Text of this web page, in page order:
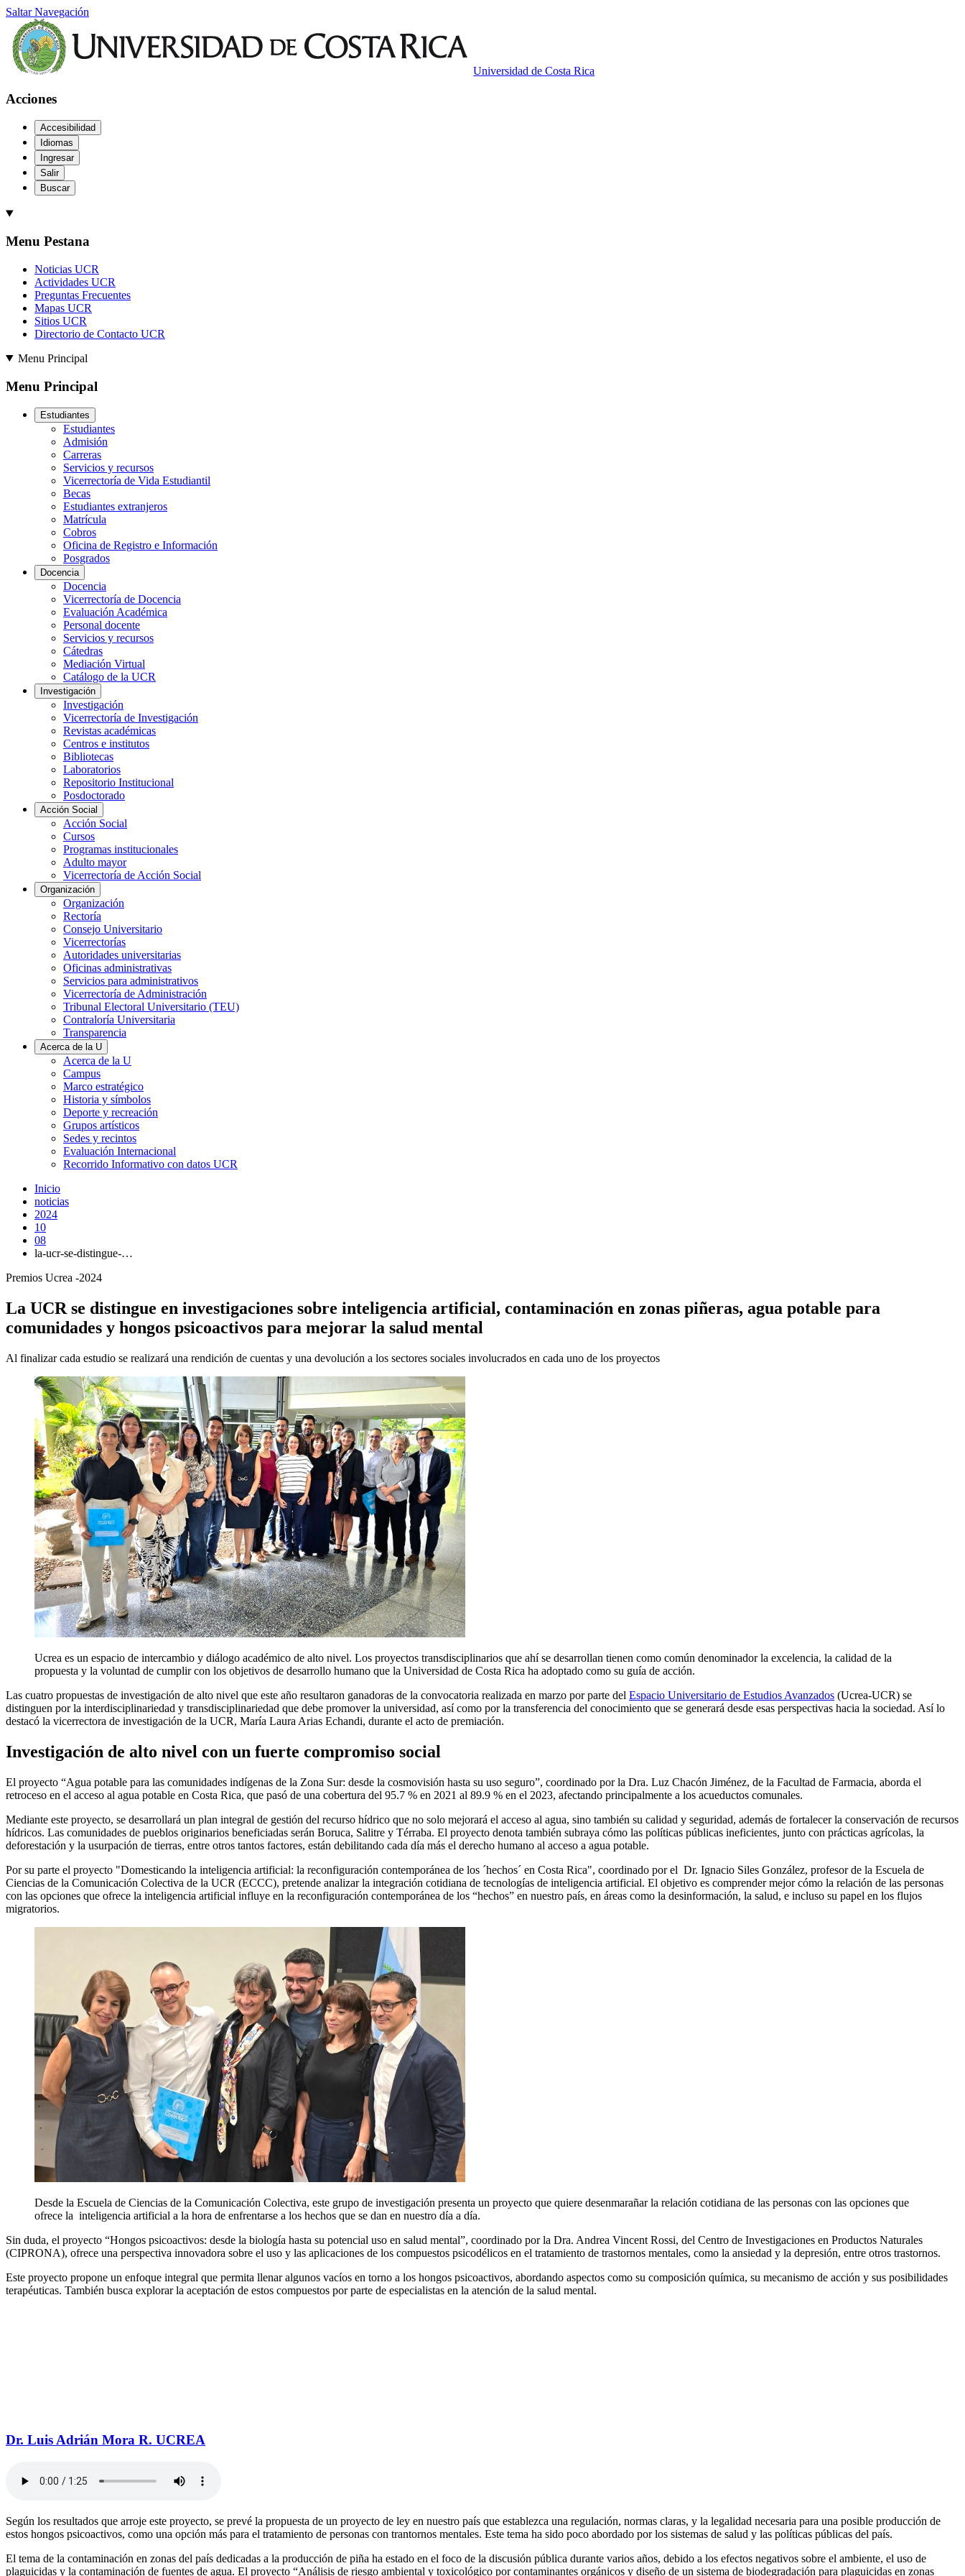
Saltar Navegación
Universidad de Costa Rica
Acciones
Accesibilidad
Idiomas
Ingresar
Salir
Buscar
Menu Pestana
Noticias UCR
Actividades UCR
Preguntas Frecuentes
Mapas UCR
Sitios UCR
Directorio de Contacto UCR
Menu Principal
Menu Principal
Estudiantes
Estudiantes
Admisión
Carreras
Servicios y recursos
Vicerrectoría de Vida Estudiantil
Becas
Estudiantes extranjeros
Matrícula
Cobros
Oficina de Registro e Información
Posgrados
Docencia
Docencia
Vicerrectoría de Docencia
Evaluación Académica
Personal docente
Servicios y recursos
Cátedras
Mediación Virtual
Catálogo de la UCR
Investigación
Investigación
Vicerrectoría de Investigación
Revistas académicas
Centros e institutos
Bibliotecas
Laboratorios
Repositorio Institucional
Posdoctorado
Acción Social
Acción Social
Cursos
Programas institucionales
Adulto mayor
Vicerrectoría de Acción Social
Organización
Organización
Rectoría
Consejo Universitario
Vicerrectorías
Autoridades universitarias
Oficinas administrativas
Servicios para administrativos
Vicerrectoría de Administración
Tribunal Electoral Universitario (TEU)
Contraloría Universitaria
Transparencia
Acerca de la U
Acerca de la U
Campus
Marco estratégico
Historia y símbolos
Deporte y recreación
Grupos artísticos
Sedes y recintos
Evaluación Internacional
Recorrido Informativo con datos UCR
Inicio
noticias
2024
10
08
la-ucr-se-distingue-…
Premios Ucrea -2024
La UCR se distingue en investigaciones sobre inteligencia artificial, contaminación en zonas piñeras, agua potable para
comunidades y hongos psicoactivos para mejorar la salud mental
Al finalizar cada estudio se realizará una rendición de cuentas y una devolución a los sectores sociales involucrados en cada uno de los proyectos
Ucrea es un espacio de intercambio y diálogo académico de alto nivel. Los proyectos transdisciplinarios que ahí se desarrollan tienen como común denominador la excelencia, la calidad de la
propuesta y la voluntad de cumplir con los objetivos de desarrollo humano que la Universidad de Costa Rica ha adoptado como su guía de acción.
Las cuatro propuestas de investigación de alto nivel que este año resultaron ganadoras de la convocatoria realizada en marzo por parte del Espacio Universitario de Estudios Avanzados (Ucrea-UCR) se
distinguen por la interdisciplinariedad y transdisciplinariedad que debe promover la universidad, así como por la transferencia del conocimiento que se generará desde esas perspectivas hacia la sociedad. Así lo
destacó la vicerrectora de investigación de la UCR, María Laura Arias Echandi, durante el acto de premiación.
Investigación de alto nivel con un fuerte compromiso social
El proyecto “Agua potable para las comunidades indígenas de la Zona Sur: desde la cosmovisión hasta su uso seguro”, coordinado por la Dra. Luz Chacón Jiménez, de la Facultad de Farmacia, aborda el
retroceso en el acceso al agua potable en Costa Rica, que pasó de una cobertura del 95.7 % en 2021 al 89.9 % en el 2023, afectando principalmente a los acueductos comunales.
Mediante este proyecto, se desarrollará un plan integral de gestión del recurso hídrico que no solo mejorará el acceso al agua, sino también su calidad y seguridad, además de fortalecer la conservación de recursos
hídricos. Las comunidades de pueblos originarios beneficiadas serán Boruca, Salitre y Térraba. El proyecto denota también subraya cómo las políticas públicas ineficientes, junto con prácticas agrícolas, la
deforestación y la usurpación de tierras, entre otros tantos factores, están debilitando cada día más el derecho humano al acceso a agua potable.
Por su parte el proyecto "Domesticando la inteligencia artificial: la reconfiguración contemporánea de los ´hechos´ en Costa Rica", coordinado por el Dr. Ignacio Siles González, profesor de la Escuela de
Ciencias de la Comunicación Colectiva de la UCR (ECCC), pretende analizar la integración cotidiana de tecnologías de inteligencia artificial. El objetivo es comprender mejor cómo la relación de las personas
con las opciones que ofrece la inteligencia artificial influye en la reconfiguración contemporánea de los “hechos” en nuestro país, en áreas como la desinformación, la salud, e incluso su papel en los flujos
migratorios.
Desde la Escuela de Ciencias de la Comunicación Colectiva, este grupo de investigación presenta un proyecto que quiere desenmarañar la relación cotidiana de las personas con las opciones que
ofrece la inteligencia artificial a la hora de enfrentarse a los hechos que se dan en nuestro día a día.
Sin duda, el proyecto “Hongos psicoactivos: desde la biología hasta su potencial uso en salud mental”, coordinado por la Dra. Andrea Vincent Rossi, del Centro de Investigaciones en Productos Naturales
(CIPRONA), ofrece una perspectiva innovadora sobre el uso y las aplicaciones de los compuestos psicodélicos en el tratamiento de trastornos mentales, como la ansiedad y la depresión, entre otros trastornos.
Este proyecto propone un enfoque integral que permita llenar algunos vacíos en torno a los hongos psicoactivos, abordando aspectos como su composición química, su mecanismo de acción y sus posibilidades
terapéuticas. También busca explorar la aceptación de estos compuestos por parte de especialistas en la atención de la salud mental.
Dr. Luis Adrián Mora R. UCREA
Según los resultados que arroje este proyecto, se prevé la propuesta de un proyecto de ley en nuestro país que establezca una regulación, normas claras, y la legalidad necesaria para una posible producción de
estos hongos psicoactivos, como una opción más para el tratamiento de personas con trantornos mentales. Este tema ha sido poco abordado por los sistemas de salud y las políticas públicas del país.
El tema de la contaminación en zonas del país dedicadas a la producción de piña ha estado en el foco de la discusión pública durante varios años, debido a los efectos negativos sobre el ambiente, el uso de
plaguicidas y la contaminación de fuentes de agua. El proyecto “Análisis de riesgo ambiental y toxicológico por contaminantes orgánicos y diseño de un sistema de biodegradación para plaguicidas en zonas